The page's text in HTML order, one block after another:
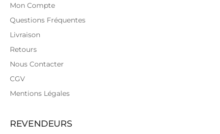
Mon Compte
Questions Fréquentes
Livraison
Retours
Nous Contacter
CGV
Mentions Légales
REVENDEURS